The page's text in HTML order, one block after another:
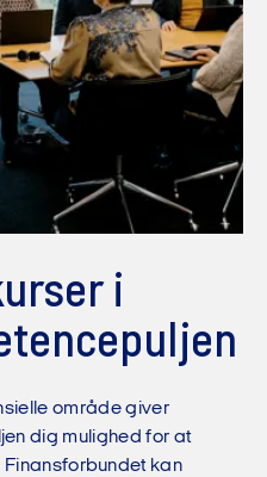
i
område giver
dig mulighed for at
kan